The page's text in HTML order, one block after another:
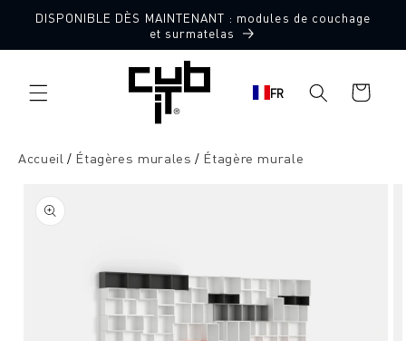
directement
DISPONIBLE DÈS MAINTENANT : modules de couchage
et surmatelas
FR
Panier
d'achat
Accueil Étagères murales Étagère murale
sur le
produit